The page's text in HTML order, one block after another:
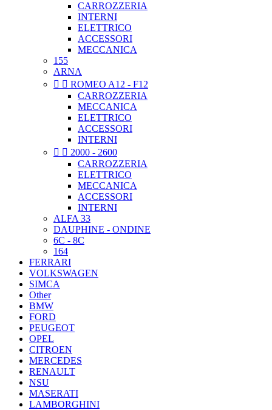
CARROZZERIA
INTERNI
ELETTRICO
ACCESSORI
MECCANICA
155
ARNA
  ROMEO A12 - F12
CARROZZERIA
MECCANICA
ELETTRICO
ACCESSORI
INTERNI
  2000 - 2600
CARROZZERIA
ELETTRICO
MECCANICA
ACCESSORI
INTERNI
ALFA 33
DAUPHINE - ONDINE
6C - 8C
164
FERRARI
VOLKSWAGEN
SIMCA
Other
BMW
FORD
PEUGEOT
OPEL
CITROEN
MERCEDES
RENAULT
NSU
MASERATI
LAMBORGHINI